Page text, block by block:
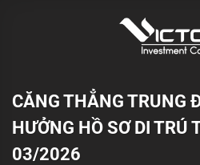
CĂNG THẲNG TRUNG
HƯỞNG HỒ SƠ DI TRÚ
03/2026